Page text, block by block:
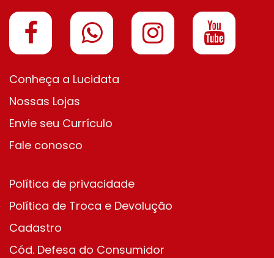
Conheça a Lucidata
Nossas Lojas
Envie seu Currículo
Fale conosco
Política de privacidade
Política de Troca e Devolução
Cadastro
Cód. Defesa do Consumidor